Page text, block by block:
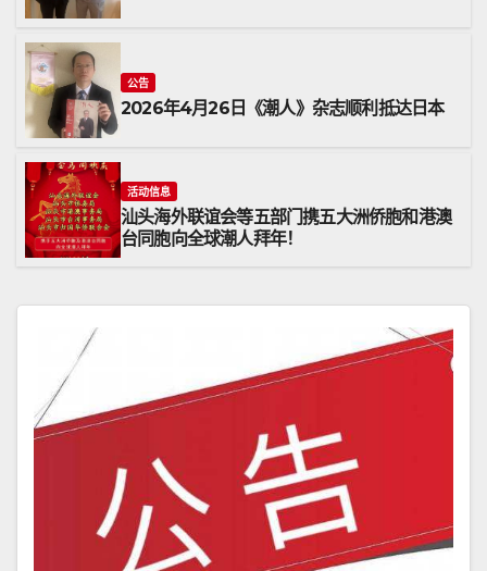
公告
2026年4月26日《潮人》杂志顺利抵达日本
活动信息
汕头海外联谊会等五部门携五大洲侨胞和港澳
台同胞向全球潮人拜年！